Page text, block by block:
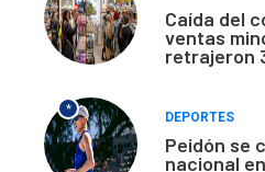
Caída del
ventas
retrajeron
*
DEPORTES
Peidón se
nacional